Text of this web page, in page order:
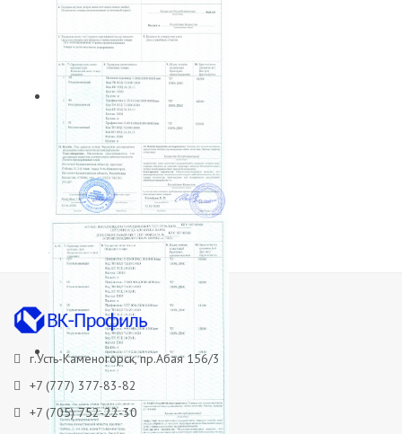
Сертификат о происхождении
товара
г.Усть-Каменогорск, пр.Абая 156/3
+7 (777) 377-83-82
+7 (705) 752-22-30